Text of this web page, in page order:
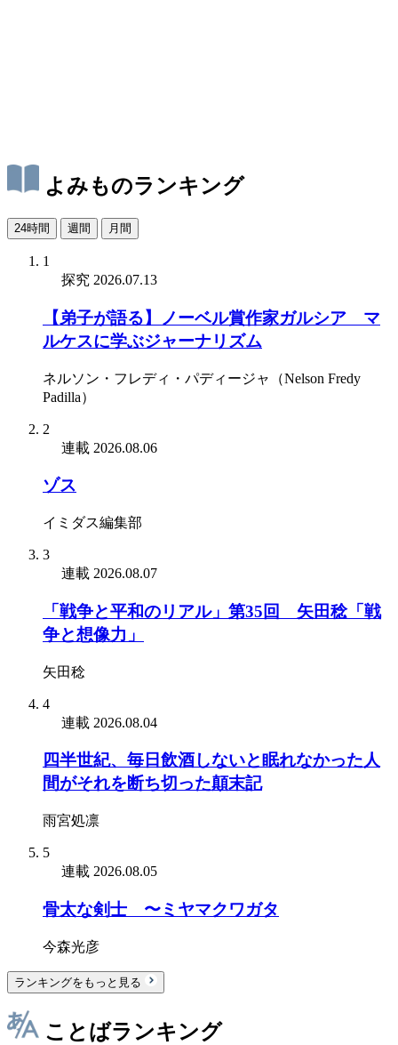
よみものランキング
24時間 週間 月間
1
探究 2026.07.13
【弟子が語る】ノーベル賞作家ガルシア゠マ
ルケスに学ぶジャーナリズム
ネルソン・フレディ・パディージャ（Nelson Fredy
Padilla）
2
連載 2026.08.06
ゾス
イミダス編集部
3
連載 2026.08.07
「戦争と平和のリアル」第35回 矢田稔「戦
争と想像力」
矢田稔
4
連載 2026.08.04
四半世紀、毎日飲酒しないと眠れなかった人
間がそれを断ち切った顛末記
雨宮処凛
5
連載 2026.08.05
骨太な剣士 〜ミヤマクワガタ
今森光彦
ランキングをもっと見る
ことばランキング